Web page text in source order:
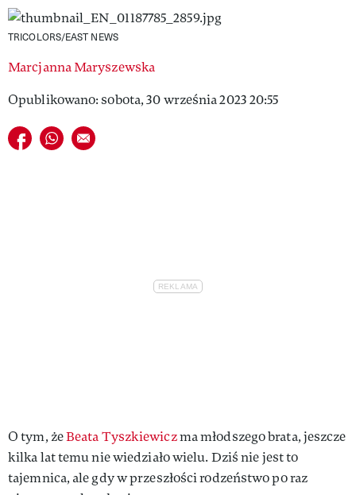
VIVA!PEOPLE POWER
TRICOLORS/EAST NEWS
Marcjanna Maryszewska
Opublikowano: sobota, 30 września 2023 20:55
Udostępnij na facebook
Udostępnij na whatsapp
E-mail do przyjaciela
O tym, żeBeata Tyszkiewiczma młodszego brata, jeszcze
kilka lat temu nie wiedziało wielu. Dziś nie jest to
tajemnica, ale gdy w przeszłości rodzeństwo po raz